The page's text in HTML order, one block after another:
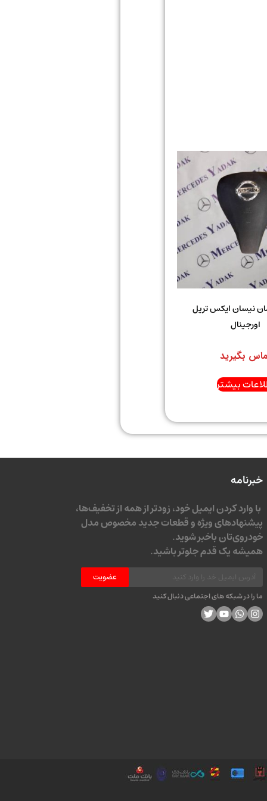
نیسان ایکس تریل
اورجینال
بگیرید
بیشتر
خبرنامه
با وارد کردن ایمیل خود، زودتر از همه از تخفیف‌ها،
پیشنهادهای ویژه و قطعات جدید مخصوص مدل
خودروی‌تان باخبر شوید.
همیشه یک قدم جلوتر باشید.
عضویت
ما را در شبکه های اجتماعی دنبال کنید